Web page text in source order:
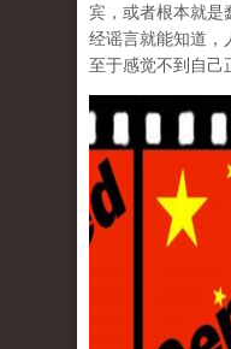
宾，或者根本就是
经谣言就能知道，
至于感觉不到自己